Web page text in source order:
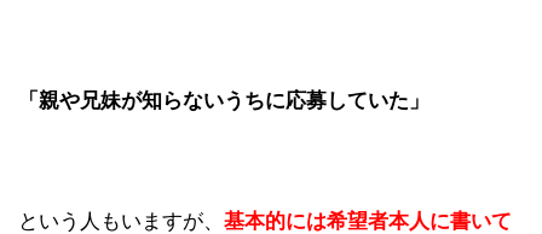
「親や兄妹が知らないうちに応募していた」
という人もいますが、 基本的には希望者本人に書いて